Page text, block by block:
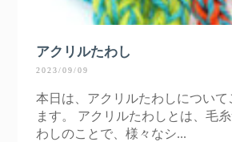
アクリルたわし
2023/09/09
本日は、アクリルたわしについて
ます。 アクリルたわしとは、毛
わしのことで、様々なシ...